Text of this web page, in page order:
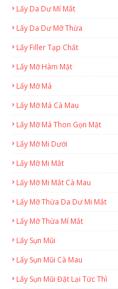
Lấy Da Dư Mí Mắt
Lấy Da Dư Mỡ Thừa
Lấy Filler Tạp Chất
Lấy Mỡ Hàm Mặt
Lấy Mỡ Má
Lấy Mỡ Má Cà Mau
Lấy Mỡ Má Thon Gọn Mặt
Lấy Mỡ Mi Dưới
Lấy Mỡ Mi Mắt
Lấy Mỡ Mi Mắt Cà Mau
Lấy Mỡ Thừa Da Dư Mi Mắt
Lấy Mỡ Thừa Mí Mắt
Lấy Sụn Mũi
Lấy Sụn Mũi Cà Mau
Lấy Sụn Mũi Đặt Lại Tức Thì